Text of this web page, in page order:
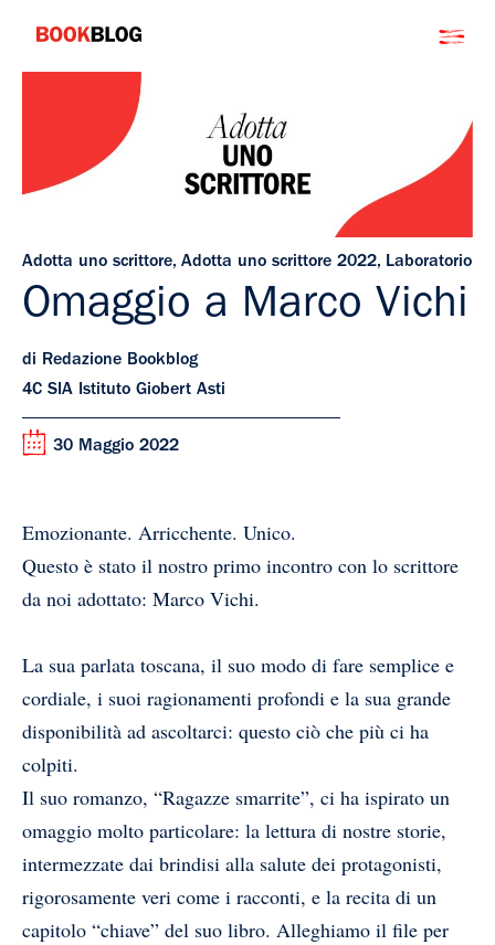
contenuto
Bookblog
Adotta uno scrittore, Adotta uno scrittore 2022, Laboratorio
Omaggio a Marco Vichi
di Redazione Bookblog
4C SIA Istituto Giobert Asti
30 Maggio 2022
Emozionante. Arricchente. Unico.
Questo è stato il nostro primo incontro con lo scrittore
da noi adottato: Marco Vichi.
La sua parlata toscana, il suo modo di fare semplice e
cordiale, i suoi ragionamenti profondi e la sua grande
disponibilità ad ascoltarci: questo ciò che più ci ha
colpiti.
Il suo romanzo, “Ragazze smarrite”, ci ha ispirato un
omaggio molto particolare: la lettura di nostre storie,
intermezzate dai brindisi alla salute dei protagonisti,
rigorosamente veri come i racconti, e la recita di un
capitolo “chiave” del suo libro. Alleghiamo il file per